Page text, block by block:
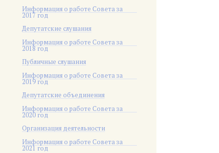
Информация о работе Совета за
2017 год
Депутатские слушания
Информация о работе Совета за
2018 год
Публичные слушания
Информация о работе Совета за
2019 год
Депутатские объединения
Информация о работе Совета за
2020 год
Организация деятельности
Информация о работе Совета за
2021 год